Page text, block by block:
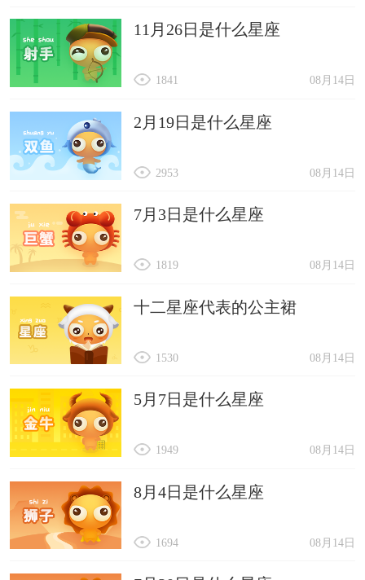
11月26日是什么星座
08月14日
1841
2月19日是什么星座
08月14日
2953
7月3日是什么星座
08月14日
1819
十二星座代表的公主裙
08月14日
1530
5月7日是什么星座
08月14日
1949
8月4日是什么星座
08月14日
1694